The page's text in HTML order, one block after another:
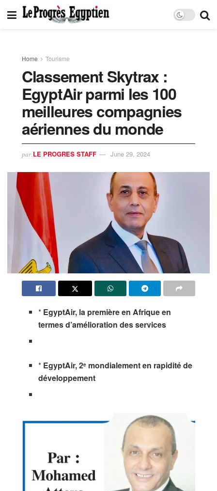
Home Tourisme
Classement Skytrax :
EgyptAir parmi les 100
meilleures compagnies
aériennes du monde
par LE PROGRES STAFF June 29, 2024
* EgyptAir, la première en Afrique en
termes d’amélioration des services
* EgyptAir, 2e mondialement en rapidité de
développement